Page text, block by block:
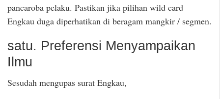
pancaroba pelaku. Pastikan jika pilihan wild card
Engkau duga diperhatikan di beragam mangkir / segmen.
satu. Preferensi Menyampaikan
Ilmu
Sesudah mengupas surat Engkau,